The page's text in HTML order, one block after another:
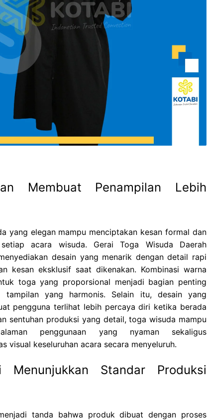
Membuat Penampilan Lebih
yang elegan mampu menciptakan kesan formal dan
acara wisuda. Gerai Toga Wisuda Daerah
desain yang menarik dengan detail rapi
kesan eksklusif saat dikenakan. Kombinasi warna
toga yang proporsional menjadi bagian penting
tampilan yang harmonis. Selain itu, desain yang
pengguna terlihat lebih percaya diri ketika berada
sentuhan produksi yang detail, toga wisuda mampu
penggunaan yang nyaman sekaligus
visual keseluruhan acara secara menyeluruh.
Menunjukkan Standar Produksi
tanda bahwa produk dibuat dengan proses